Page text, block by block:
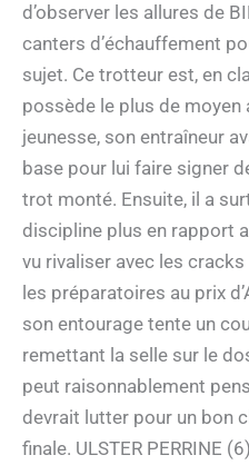
d’observer les allures de
canters d’échauffement
sujet. Ce trotteur est, en
possède le plus de moyen
jeunesse, son entraîneur
base pour lui faire signer
trot monté. Ensuite, il a
discipline plus en rapport
vu rivaliser avec les
les préparatoires au prix
son entourage tente un
remettant la selle sur le
peut raisonnablement
devrait lutter pour un bon
finale. ULSTER PERRINE